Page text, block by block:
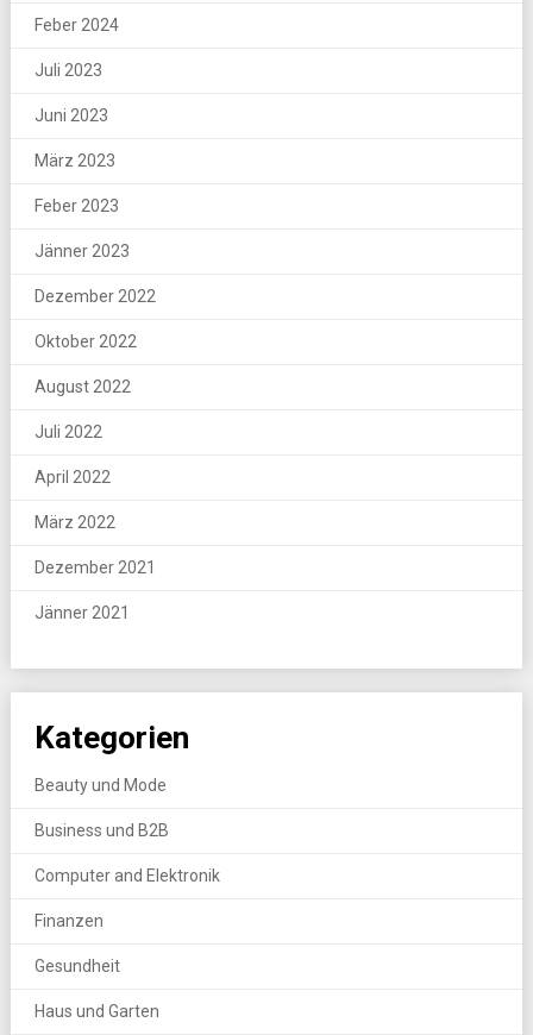
Feber 2024
Juli 2023
Juni 2023
März 2023
Feber 2023
Jänner 2023
Dezember 2022
Oktober 2022
August 2022
Juli 2022
April 2022
März 2022
Dezember 2021
Jänner 2021
Kategorien
Beauty und Mode
Business und B2B
Computer and Elektronik
Finanzen
Gesundheit
Haus und Garten